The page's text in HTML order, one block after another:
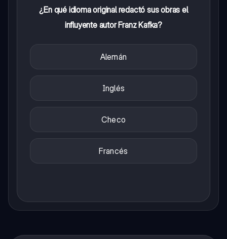
¿En qué idioma original redactó sus obras el
influyente autor Franz Kafka?
Alemán
Inglés
Checo
Francés